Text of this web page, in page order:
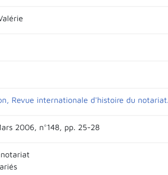
Revue internationale d'histoire du notariat.
2006, n°148, pp. 25-28